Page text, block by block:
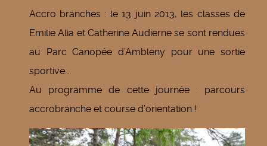
Accro branches : le 13 juin 2013, les classes de
Emilie Alia et Catherine Audierne se sont rendues
au Parc Canopée d’Ambleny pour une sortie
sportive…
Au programme de cette journée : parcours
accrobranche et course d’orientation !